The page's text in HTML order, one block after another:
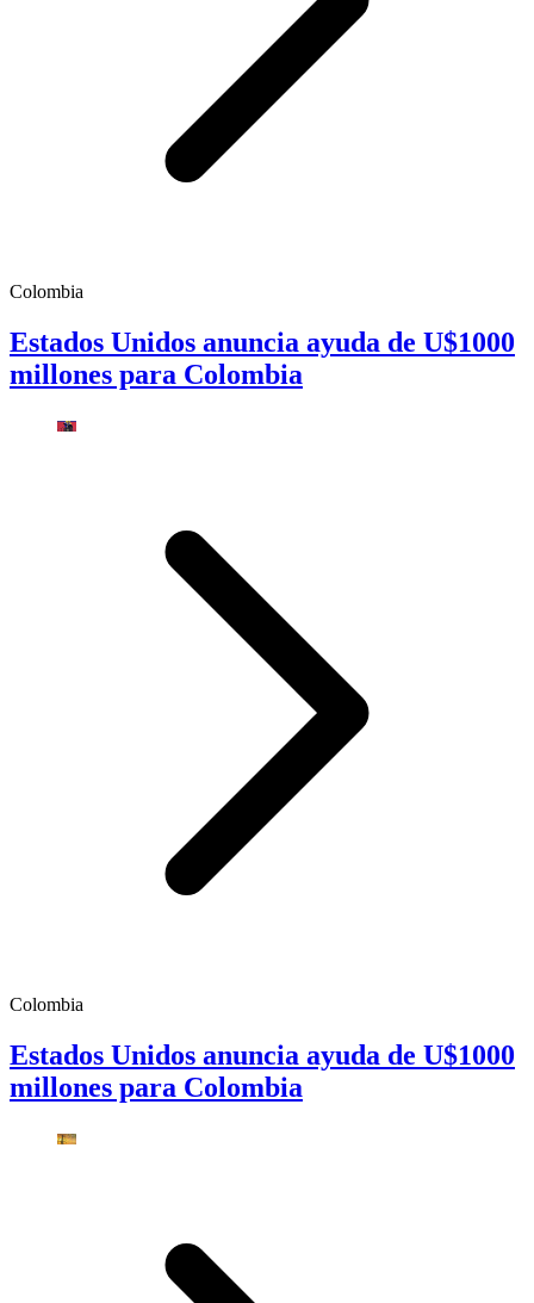
Colombia
Estados Unidos anuncia ayuda de U$1000
millones para Colombia
Colombia
Estados Unidos anuncia ayuda de U$1000
millones para Colombia